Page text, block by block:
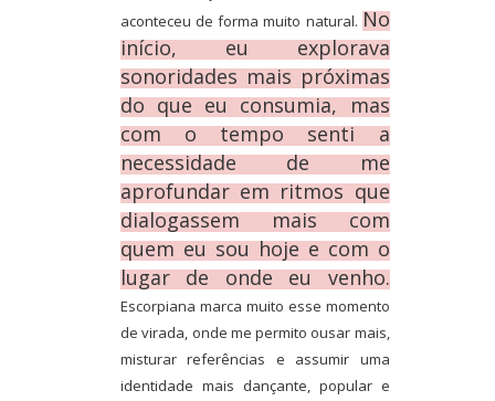
aconteceu de forma muito natural. No
início, eu explorava
sonoridades mais próximas
do que eu consumia, mas
com o tempo senti a
necessidade de me
aprofundar em ritmos que
dialogassem mais com
quem eu sou hoje e com o
lugar de onde eu venho.
Escorpiana marca muito esse momento
de virada, onde me permito ousar mais,
misturar referências e assumir uma
identidade mais dançante, popular e